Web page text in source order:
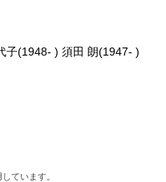
子(1948- ) 須田 朗(1947- )
ています。